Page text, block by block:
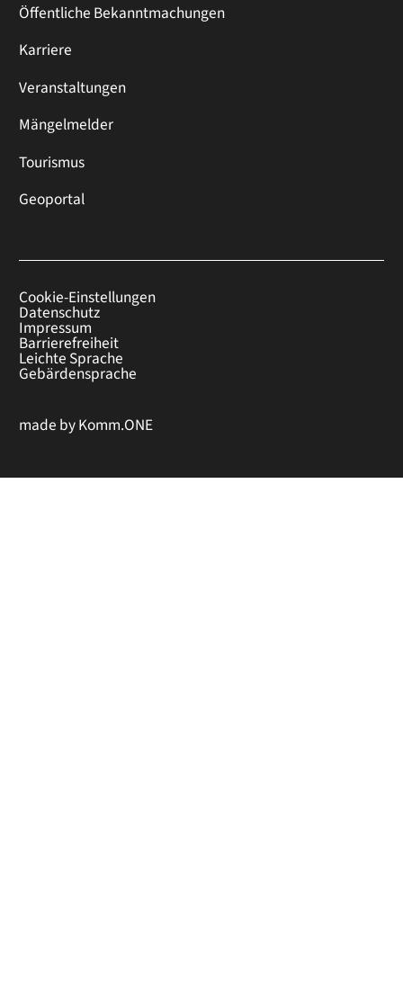
Öffentliche Bekanntmachungen
Karriere
Veranstaltungen
Mängelmelder
Tourismus
Geoportal
Cookie-Einstellungen
Datenschutz
Impressum
Barrierefreiheit
Leichte Sprache
Gebärdensprache
made byKomm.ONE